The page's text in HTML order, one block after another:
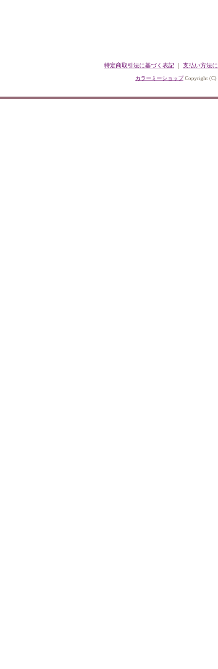
特定商取引法に基づく表記 支払い方法
カラーミーショップCopyright (C)